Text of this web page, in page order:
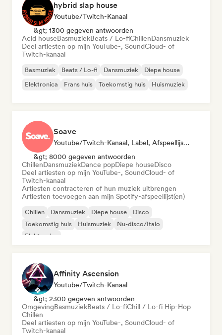
hybrid slap house
Youtube/Twitch-Kanaal
&gt; 1300 gegeven antwoorden
Acid houseBasmuziekBeats / Lo-fiChillenDansmuziek
Deel artiesten op mijn YouTube-, SoundCloud- of
Twitch-kanaal
Basmuziek Beats / Lo-fi Dansmuziek
Diepe house
Elektronica
Frans huis Toekomstig huis Huismuziek
Soave
Youtube/Twitch-Kanaal, Label, Afspeellijst Curator
&gt; 8000 gegeven antwoorden
ChillenDansmuziekDance popDiepe houseDisco
Deel artiesten op mijn YouTube-, SoundCloud- of
Twitch-kanaal
Artiesten contracteren of hun muziek uitbrengen
Artiesten toevoegen aan mijn Spotify-afspeellijst(en)
Chillen Dansmuziek Diepe house
Disco
Toekomstig huis
Huismuziek
Nu-disco/Italo
Elektronica
Affinity Ascension
Youtube/Twitch-Kanaal
&gt; 2300 gegeven antwoorden
OmgevingBasmuziekBeats / Lo-fiChill / Lo-fi Hip-Hop
Chillen
Deel artiesten op mijn YouTube-, SoundCloud- of
Twitch-kanaal